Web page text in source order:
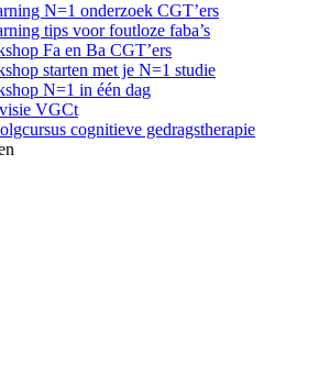
N=1 onderzoek CGT’ers
tips voor foutloze faba’s
Fa en Ba CGT’ers
starten met je N=1 studie
N=1 in één dag
VGCt
cognitieve gedragstherapie